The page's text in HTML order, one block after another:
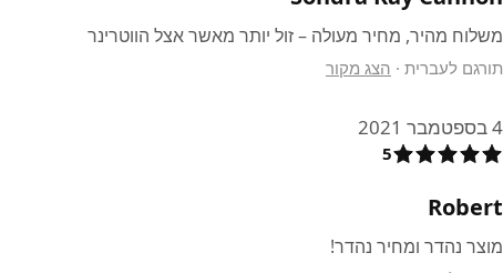
משלוח מהיר, מחיר מעולה – זול יותר מאשר אצל הווטרינר
תורגם לעברית · הצג מקור
4 בספטמבר 2021
5
Robert
מוצר נהדר ומחיר נהדר!